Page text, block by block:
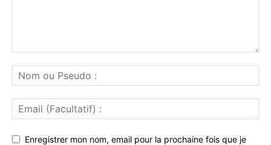
Enregistrer mon nom, email pour la prochaine fois que je